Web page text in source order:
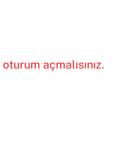
oturum açmalısınız.